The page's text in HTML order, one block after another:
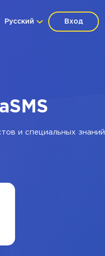
Вход
Русский
и специальных знаний.